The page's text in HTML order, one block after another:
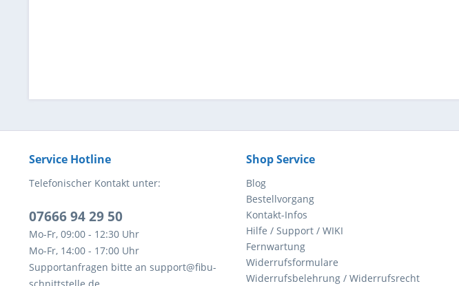
Service Hotline
Telefonischer Kontakt unter:
07666 94 29 50
Mo-Fr, 09:00 - 12:30 Uhr
Mo-Fr, 14:00 - 17:00 Uhr
Supportanfragen bitte an support@fibu-
Shop Service
Blog
Bestellvorgang
Kontakt-Infos
Hilfe / Support / WIKI
Fernwartung
Widerrufsformulare
Widerrufsbelehrung / Widerrufsrecht